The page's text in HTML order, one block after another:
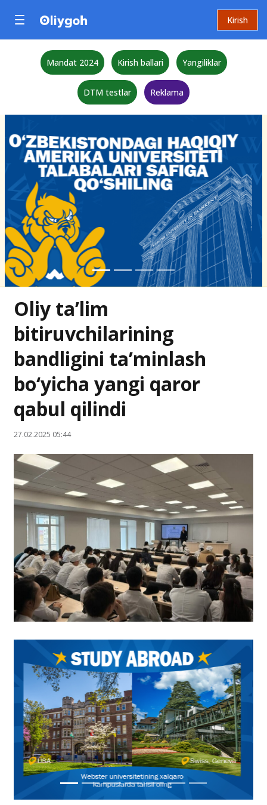
Kirish
Mandat 2024 Kirish ballari Yangiliklar
DTM testlar Reklama
Oliy ta’lim
bitiruvchilarining
bandligini ta’minlash
bo‘yicha yangi qaror
qabul qilindi
27.02.2025 05:44